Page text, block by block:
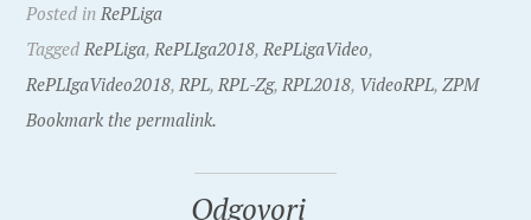
Posted inRePLiga
TaggedRePLiga,RePLIga2018,RePLigaVideo,
RePLIgaVideo2018,RPL,RPL-Zg,RPL2018, VideoRPL,ZPM
Bookmark the permalink.
Odgovori